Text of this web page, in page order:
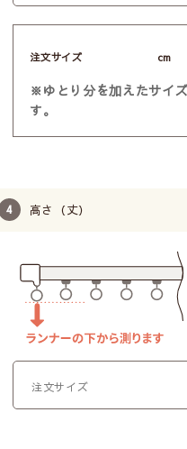
注文サイズ cm
※ゆとり分を加えたサイ
す。
高さ（丈）